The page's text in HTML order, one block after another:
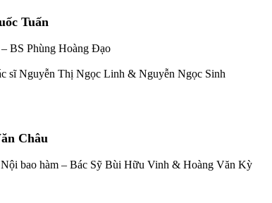
Tuấn
BS Phùng Hoàng Đạo
sĩ Nguyễn Thị Ngọc Linh & Nguyễn Ngọc Sinh
Châu
bao hàm – Bác Sỹ Bùi Hữu Vinh & Hoàng Văn Kỳ